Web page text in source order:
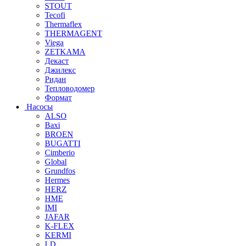
STOUT
Tecofi
Thermaflex
THERMAGENT
Viega
ZETKAMA
Декаст
Джилекс
Ридан
Тепловодомер
Формат
Насосы
ALSO
Baxi
BROEN
BUGATTI
Cimberio
Global
Grundfos
Hermes
HERZ
HME
IMI
JAFAR
K-FLEX
KERMI
LD